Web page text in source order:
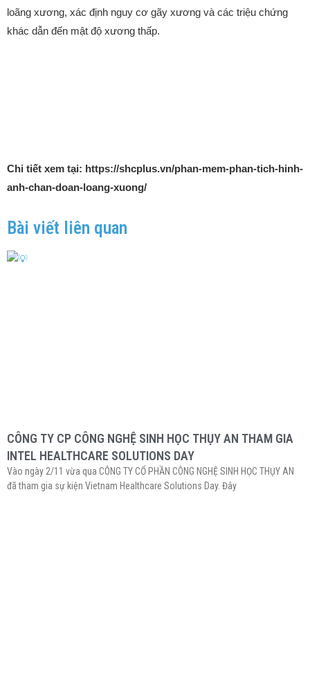
loãng xương, xác định nguy cơ gãy xương và các triệu chứng
khác dẫn đến mật độ xương thấp.
Chi tiết xem tại: https://shcplus.vn/phan-mem-phan-tich-hinh-
anh-chan-doan-loang-xuong/
Bài viết liên quan
CÔNG TY CP CÔNG NGHỆ SINH HỌC THỤY AN THAM GIA
INTEL HEALTHCARE SOLUTIONS DAY
Vào ngày 2/11 vừa qua CÔNG TY CỔ PHẦN CÔNG NGHỆ SINH HỌC THỤY AN
đã tham gia sự kiện Vietnam Healthcare Solutions Day. Đây